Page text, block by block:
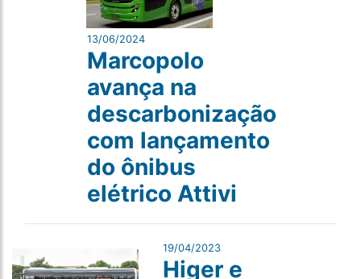
13/06/2024
Marcopolo
avança na
descarbonização
com lançamento
do ônibus
elétrico Attivi
19/04/2023
Higer e